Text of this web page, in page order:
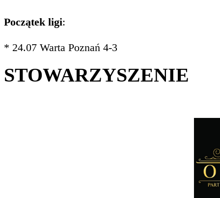
Początek ligi:
* 24.07 Warta Poznań 4-3
STOWARZYSZENIE